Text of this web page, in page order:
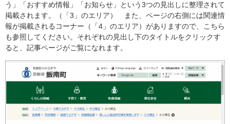
う」「おすすめ情報」「お知らせ」という3つの見出しに整理されて
掲載されます。（「3」のエリア） また、ページの右側には関連情
報が掲載されるコーナー（「4」のエリア）がありますので、こちら
も参照してください。それぞれの見出し下のタイトルをクリックす
ると、記事ページがご覧になれます。